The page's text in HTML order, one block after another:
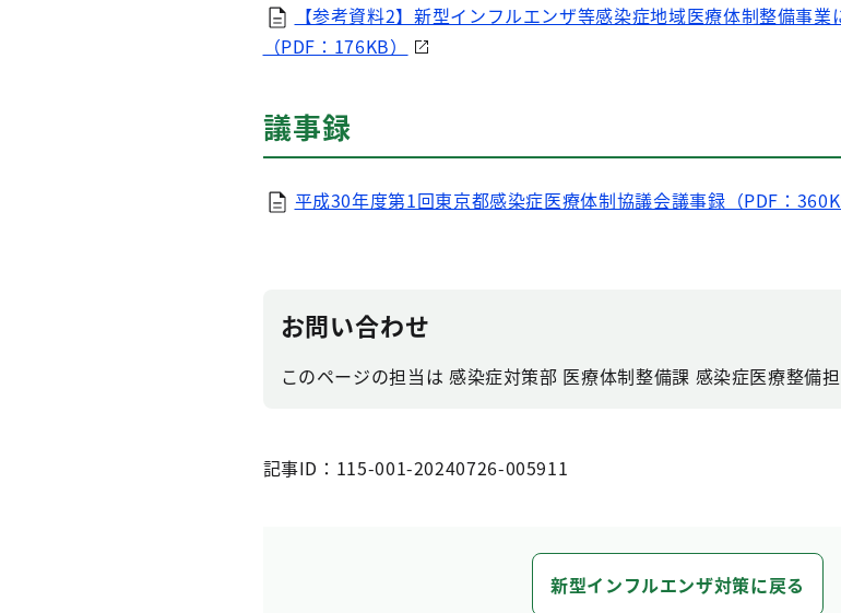
【参考資料2】新型インフルエンザ等感染症地域医療体制整備事
（PDF：176KB）
議事録
平成30年度第1回東京都感染症医療体制協議会議事録（PDF：
お問い合わせ
このページの担当は 感染症対策部 医療体制整備課 感染症医療整備
記事ID：115-001-20240726-005911
新型インフルエンザ対策に戻る